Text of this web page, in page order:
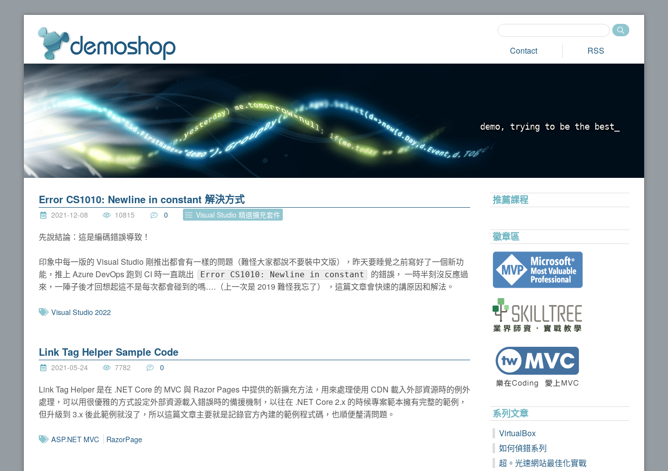
Contact RSS
demo , t rying to be t he best
Error CS1010: Newline in constant 解決方式
2021-12-08 10815 0 Visual Studio 精選擴充套件
先說結論：這是編碼錯誤導致！
印象中每一版的 Visual Studio 剛推出都會有一樣的問題（難怪大家都說不要裝中文版），昨天要睡覺之前寫好了一個新功
能，推上 Azure DevOps 跑到 CI 時一直跳出
Error CS1010: Newline in constant
的錯誤， 一時半刻沒反應過
來，一陣子後才回想起這不是每次都會碰到的嗎….（上一次是 2019 難怪我忘了） ，這篇文章會快速的講原因和解法。
Visual Studio 2022
Link Tag Helper Sample Code
2021-05-24 7782 0
Link Tag Helper 是在 .NET Core 的 MVC 與 Razor Pages 中提供的新擴充方法，用來處理使用 CDN 載入外部資源時的例外
處理，可以用很優雅的方式設定外部資源載入錯誤時的備援機制，以往在 .NET Core 2.x 的時候專案範本擁有完整的範例，
但升級到 3.x 後此範例就沒了，所以這篇文章主要就是記錄官方內建的範例程式碼，也順便釐清問題。
ASP.NET MVC RazorPage
推薦課程
徽章區
系列文章
VirtualBox
如何偵錯系列
超。光速網站最佳化實戰